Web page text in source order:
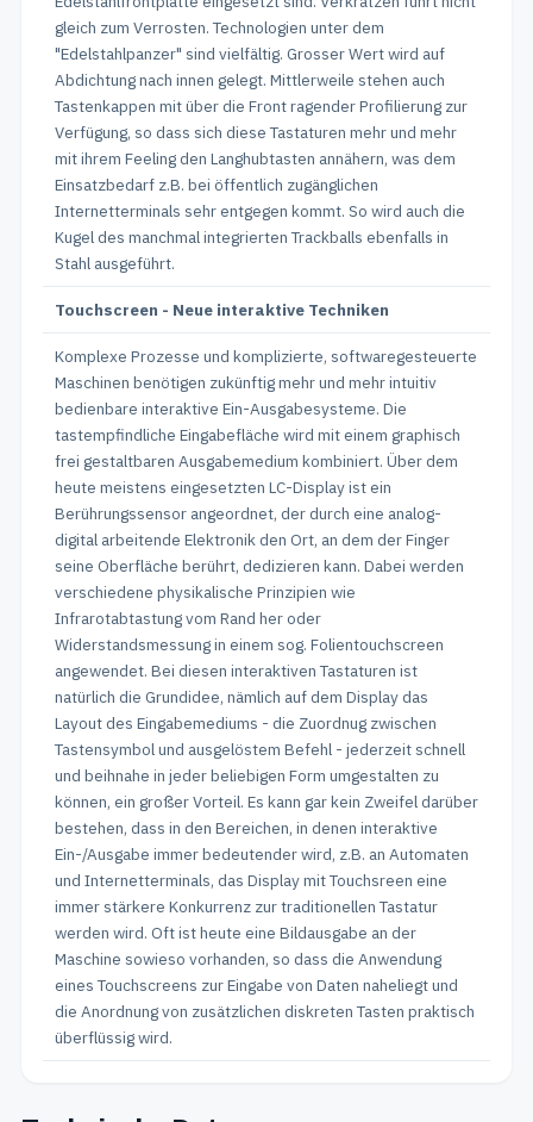
gleich zum Verrosten. Technologien unter dem
"Edelstahlpanzer" sind vielfältig. Grosser Wert wird auf
Abdichtung nach innen gelegt. Mittlerweile stehen auch
Tastenkappen mit über die Front ragender Profilierung zur
Verfügung, so dass sich diese Tastaturen mehr und mehr
mit ihrem Feeling den Langhubtasten annähern, was dem
Einsatzbedarf z.B. bei öffentlich zugänglichen
Internetterminals sehr entgegen kommt. So wird auch die
Kugel des manchmal integrierten Trackballs ebenfalls in
Stahl ausgeführt.
Touchscreen - Neue interaktive Techniken
Komplexe Prozesse und komplizierte, softwaregesteuerte
Maschinen benötigen zukünftig mehr und mehr intuitiv
bedienbare interaktive Ein-Ausgabesysteme. Die
tastempfindliche Eingabefläche wird mit einem graphisch
frei gestaltbaren Ausgabemedium kombiniert. Über dem
heute meistens eingesetzten LC-Display ist ein
Berührungssensor angeordnet, der durch eine analog-
digital arbeitende Elektronik den Ort, an dem der Finger
seine Oberfläche berührt, dedizieren kann. Dabei werden
verschiedene physikalische Prinzipien wie
Infrarotabtastung vom Rand her oder
Widerstandsmessung in einem sog. Folientouchscreen
angewendet. Bei diesen interaktiven Tastaturen ist
natürlich die Grundidee, nämlich auf dem Display das
Layout des Eingabemediums - die Zuordnug zwischen
Tastensymbol und ausgelöstem Befehl - jederzeit schnell
und beihnahe in jeder beliebigen Form umgestalten zu
können, ein großer Vorteil. Es kann gar kein Zweifel darüber
bestehen, dass in den Bereichen, in denen interaktive
Ein-/Ausgabe immer bedeutender wird, z.B. an Automaten
und Internetterminals, das Display mit Touchsreen eine
immer stärkere Konkurrenz zur traditionellen Tastatur
werden wird. Oft ist heute eine Bildausgabe an der
Maschine sowieso vorhanden, so dass die Anwendung
eines Touchscreens zur Eingabe von Daten naheliegt und
die Anordnung von zusätzlichen diskreten Tasten praktisch
überflüssig wird.